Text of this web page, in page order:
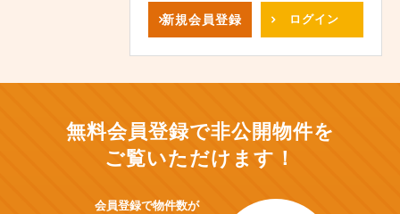
新規会員登録 ログイン
無料会員登録で非公開物件を
ご覧いただけます！
会員登録で物件数が